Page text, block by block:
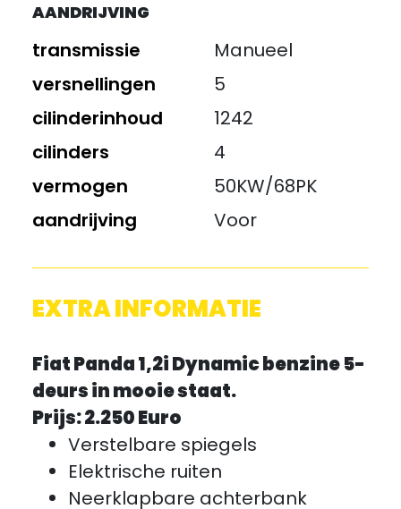
AANDRIJVING
transmissie
Manueel
versnellingen
5
cilinderinhoud
1242
cilinders
4
vermogen
50KW/68PK
aandrijving
Voor
EXTRA INFORMATIE
Fiat Panda 1,2i Dynamic benzine 5-
deurs in mooie staat.
Prijs: 2.250 Euro
Verstelbare spiegels
Elektrische ruiten
Neerklapbare achterbank